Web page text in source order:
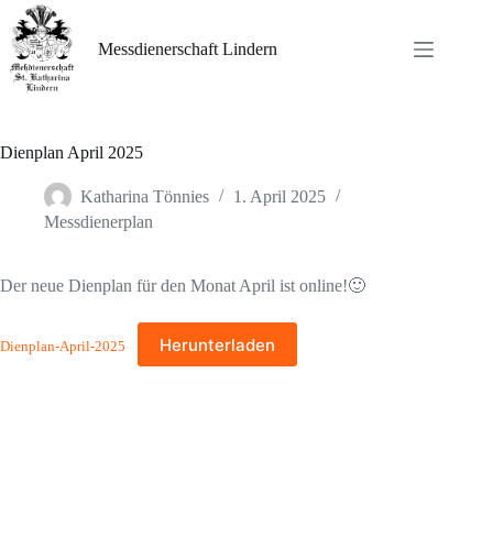
Zum
Inhalt
springen
Messdienerschaft Lindern
Dienplan April 2025
Katharina Tönnies
1. April 2025
Messdienerplan
Der neue Dienplan für den Monat April ist online!🙂
Dienplan-April-2025 Herunterladen